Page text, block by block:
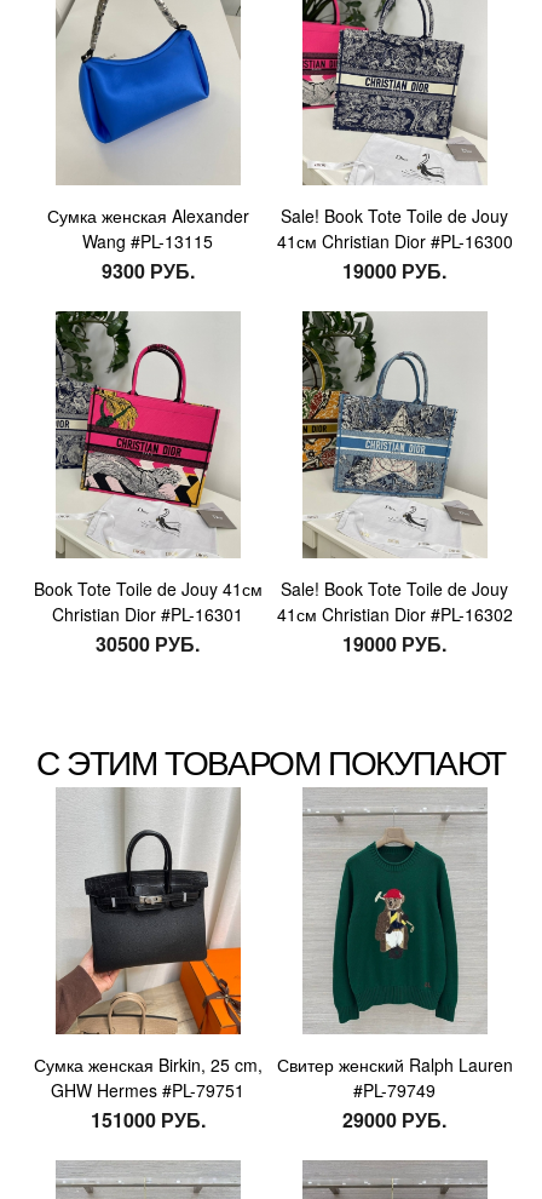
Сумка женская Alexander
Wang #PL-13115
9300 РУБ.
Sale! Book Tote Toile de Jouy
41см Christian Dior #PL-16300
19000 РУБ.
Book Tote Toile de Jouy 41см
Christian Dior #PL-16301
30500 РУБ.
Sale! Book Tote Toile de Jouy
41см Christian Dior #PL-16302
19000 РУБ.
С ЭТИМ ТОВАРОМ ПОКУПАЮТ
Сумка женская Birkin, 25 cm,
GHW Hermes #PL-79751
151000 РУБ.
Свитер женский Ralph Lauren
#PL-79749
29000 РУБ.